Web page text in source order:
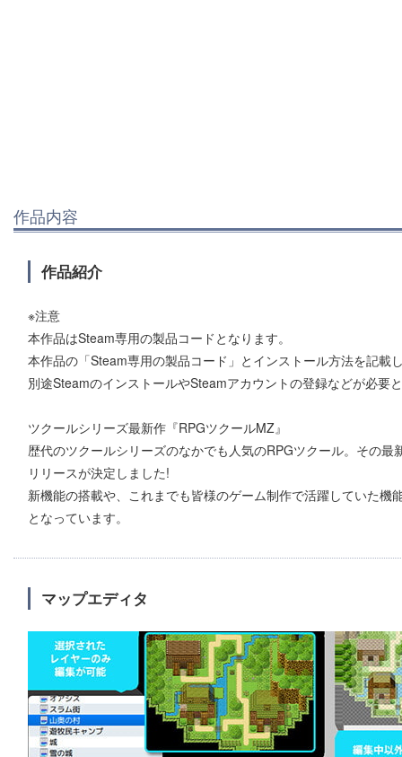
作品内容
作品紹介
※注意
本作品はSteam専用の製品コードとなります。
本作品の「Steam専用の製品コード」とインストール方法を記載
別途SteamのインストールやSteamアカウントの登録などが必要
ツクールシリーズ最新作『RPGツクールMZ』
歴代のツクールシリーズのなかでも人気のRPGツクール。その
リリースが決定しました!
新機能の搭載や、これまでも皆様のゲーム制作で活躍していた
となっています。
マップエディタ